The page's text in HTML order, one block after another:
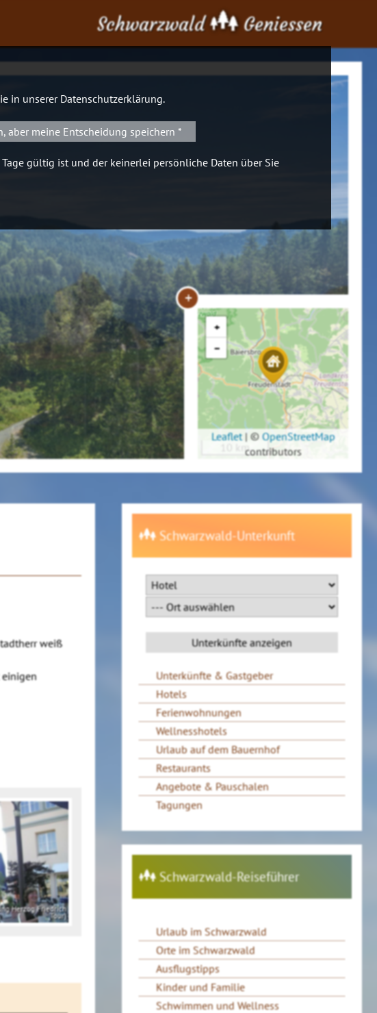
Schwarzwald Geniessen
+
+
−
10 km
Leaflet |© OpenStreetMap
contributors
weiß
einigen
Herzog Friedrich
Tour)
Schwarzwald-Unterkunft
Unterkünfte & Gastgeber
Hotels
Ferienwohnungen
Wellnesshotels
Urlaub auf dem Bauernhof
Restaurants
Angebote & Pauschalen
Tagungen
Schwarzwald-Reiseführer
Urlaub im Schwarzwald
Orte im Schwarzwald
Ausflugstipps
Kinder und Familie
Schwimmen und Wellness
in unsererDatenschutzerklärung.
aber meine Entscheidung speichern *
gültig ist und der keinerlei persönliche Daten über Sie